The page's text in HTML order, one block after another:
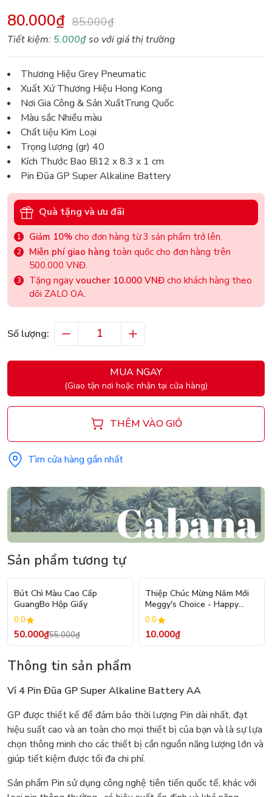
80.000₫ 85.000₫
Tiết kiệm: 5.000₫so với giá thị trường
Thương Hiệu Grey Pneumatic
Xuất Xứ Thương Hiệu Hong Kong
Nơi Gia Công & Sản XuấtTrung Quốc
Màu sắc Nhiều màu
Chất liệu Kim Loại
Trọng lượng (gr) 40
Kích Thước Bao Bì12 x 8.3 x 1 cm
Pin Đũa GP Super Alkaline Battery
Quà tặng và ưu đãi
Giảm 10% cho đơn hàng từ 3 sản phẩm trở lên.
Miễn phí giao hàng toàn quốc cho đơn hàng trên
500.000 VNĐ.
Tặng ngay voucher 10.000 VNĐ cho khách hàng theo
dõi ZALO OA.
Số lượng:
MUA NGAY
(Giao tận nơi hoặc nhận tại cửa hàng)
THÊM VÀO GIỎ
Tìm cửa hàng gần nhất
Sản phẩm tương tự
Bút Chì Màu Cao Cấp
GuangBo Hộp Giấy
0.0
50.000₫55.000₫
Thiệp Chúc Mừng Năm Mới
Meggy's Choice - Happy
New Year
0.0
10.000₫
Thông tin sản phẩm
Vỉ 4 Pin Đũa GP Super Alkaline Battery AA
GP được thiết kế để đảm bảo thời lượng Pin dài nhất, đạt
hiệu suất cao và an toàn cho mọi thiết bị của bạn và là sự lựa
chọn thông minh cho các thiết bị cần nguồn năng lượng lớn và
giúp tiết kiệm được tối đa chi phí.
Sản phẩm Pin sử dụng công nghệ tiên tiến quốc tế, khác với